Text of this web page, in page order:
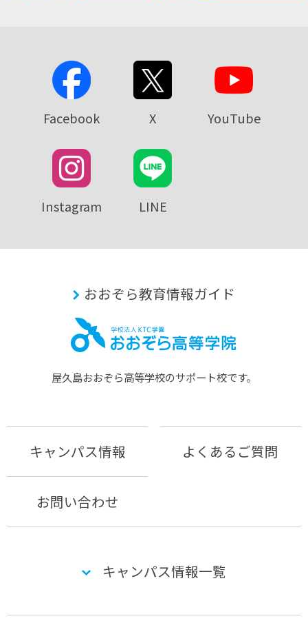
Facebook X YouTube
Instagram LINE
おおぞら教育情報ガイド
屋久島おおぞら⾼等学校のサポート校です。
キャンパス情報 よくあるご質問
お問い合わせ
キャンパス情報一覧